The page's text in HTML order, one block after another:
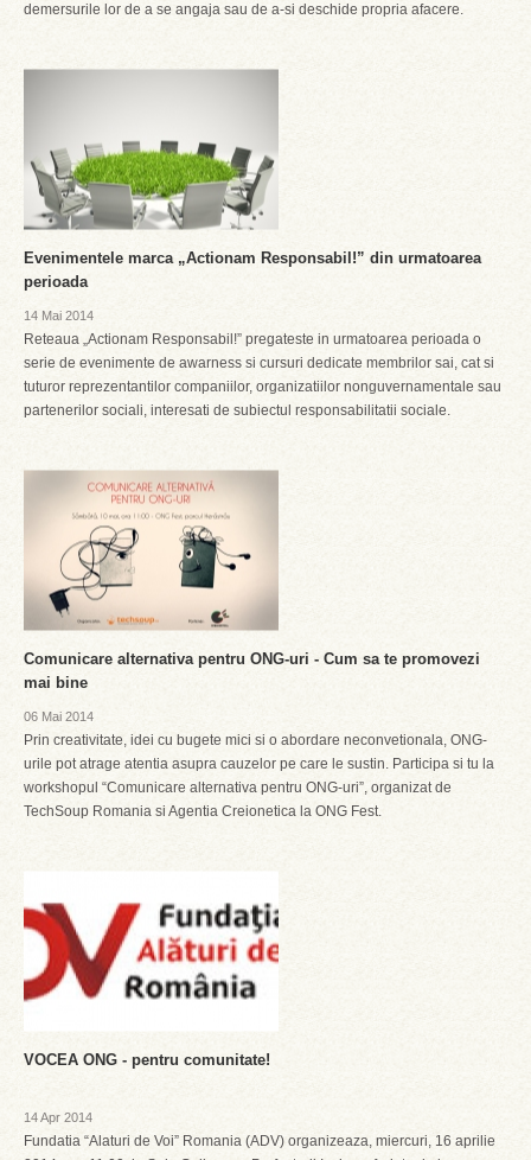
demersurile lor de a se angaja sau de a-si deschide propria afacere.
Evenimentele marca „Actionam Responsabil!” din urmatoarea
perioada
14 Mai 2014
Reteaua „Actionam Responsabil!” pregateste in urmatoarea perioada o
serie de evenimente de awarness si cursuri dedicate membrilor sai, cat si
tuturor reprezentantilor companiilor, organizatiilor nonguvernamentale sau
partenerilor sociali, interesati de subiectul responsabilitatii sociale.
Comunicare alternativa pentru ONG-uri - Cum sa te promovezi
mai bine
06 Mai 2014
Prin creativitate, idei cu bugete mici si o abordare neconvetionala, ONG-
urile pot atrage atentia asupra cauzelor pe care le sustin. Participa si tu la
workshopul “Comunicare alternativa pentru ONG-uri”, organizat de
TechSoup Romania si Agentia Creionetica la ONG Fest.
VOCEA ONG - pentru comunitate!
14 Apr 2014
Fundatia “Alaturi de Voi” Romania (ADV) organizeaza, miercuri, 16 aprilie